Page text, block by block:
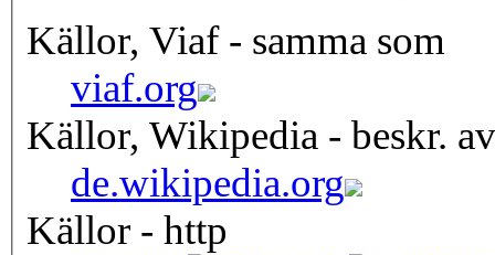
Källor, Viaf - samma som
viaf.org
Källor, Wikipedia - beskr. av
de.wikipedia.org
Källor - http